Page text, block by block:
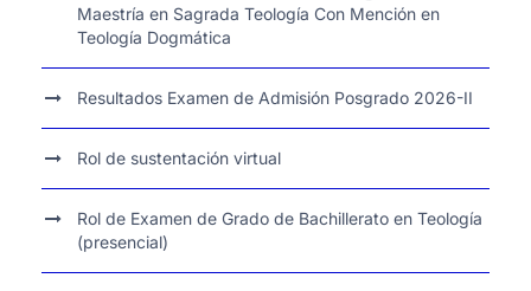
Maestría en Sagrada Teología Con Mención en
Teología Dogmática
Resultados Examen de Admisión Posgrado 2026-II
Rol de sustentación virtual
Rol de Examen de Grado de Bachillerato en Teología
(presencial)